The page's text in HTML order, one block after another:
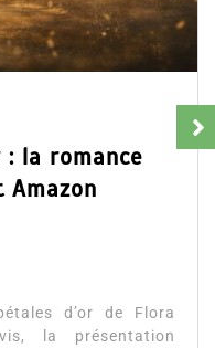
: la romance
d’or de Flora
la présentation